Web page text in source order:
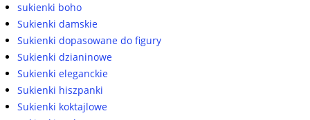
sukienki boho
Sukienki damskie
Sukienki dopasowane do figury
Sukienki dzianinowe
Sukienki eleganckie
Sukienki hiszpanki
Sukienki koktajlowe